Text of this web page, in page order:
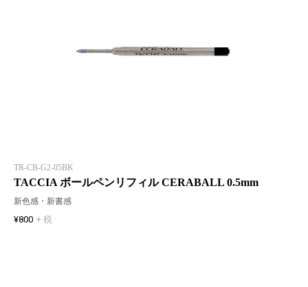
TR-CB-G2-05BK
TACCIA ボールペンリフィル CERABALL 0.5mm
新色感・新書感
¥800 + 税